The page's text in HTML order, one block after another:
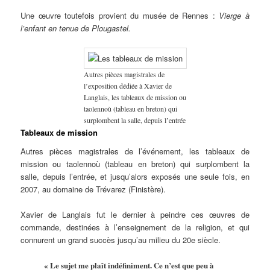
Une œuvre toutefois provient du musée de Rennes : Vierge à
l’enfant en tenue de Plougastel.
Autres pièces magistrales de
l’exposition dédiée à Xavier de
Langlais, les tableaux de mission ou
taolennoù (tableau en breton) qui
surplombent la salle, depuis l’entrée
Tableaux de mission
Autres pièces magistrales de l’événement, les tableaux de
mission ou taolennoù (tableau en breton) qui surplombent la
salle, depuis l’entrée, et jusqu’alors exposés une seule fois, en
2007, au domaine de Trévarez (Finistère).
Xavier de Langlais fut le dernier à peindre ces œuvres de
commande, destinées à l’enseignement de la religion, et qui
connurent un grand succès jusqu’au milieu du 20e siècle.
« Le sujet me plaît indéfiniment. Ce n’est que peu à